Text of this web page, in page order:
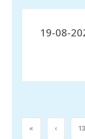
19-08-
« ‹